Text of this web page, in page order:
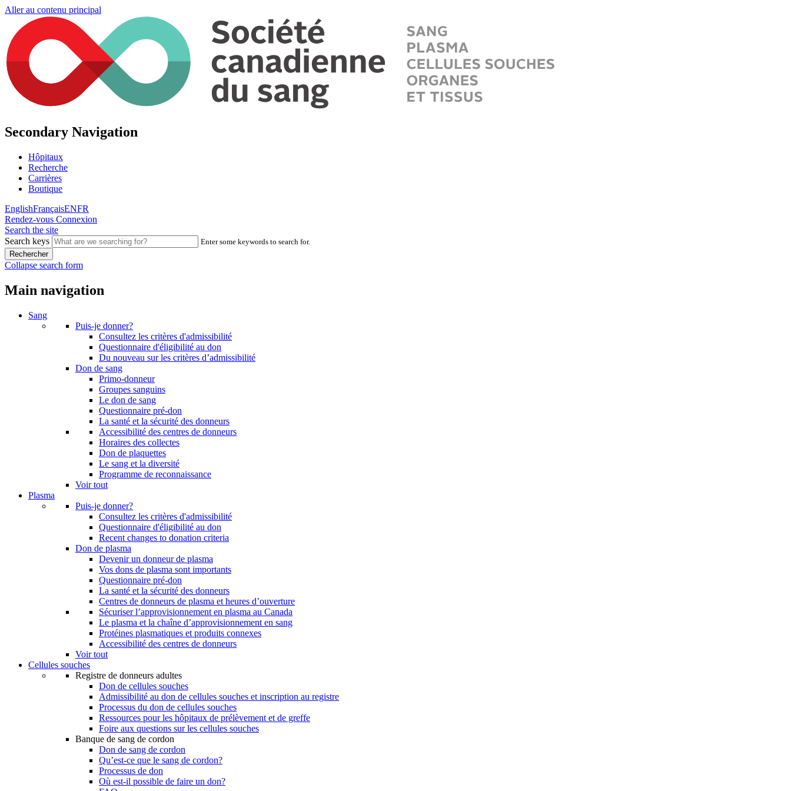
Aller au contenu principal
Secondary Navigation
Hôpitaux
Recherche
Carrières
Boutique
EnglishFrançaisENFR
Rendez-vous Connexion
Search the site
Search keys
Enter some keywords to search for.
Collapse search form
Main navigation
Sang
Puis-je donner?
Consultez les critères d'admissibilité
Questionnaire d'éligibilité au don
Du nouveau sur les critères d’admissibilité
Don de sang
Primo-donneur
Groupes sanguins
Le don de sang
Questionnaire pré-don
La santé et la sécurité des donneurs
Accessibilité des centres de donneurs
Horaires des collectes
Don de plaquettes
Le sang et la diversité
Programme de reconnaissance
Voir tout
Plasma
Puis-je donner?
Consultez les critères d'admissibilité
Questionnaire d'éligibilité au don
Recent changes to donation criteria
Don de plasma
Devenir un donneur de plasma
Vos dons de plasma sont importants
Questionnaire pré-don
La santé et la sécurité des donneurs
Centres de donneurs de plasma et heures d’ouverture
Sécuriser l’approvisionnement en plasma au Canada
Le plasma et la chaîne d’approvisionnement en sang
Protéines plasmatiques et produits connexes
Accessibilité des centres de donneurs
Voir tout
Cellules souches
Registre de donneurs adultes
Don de cellules souches
Admissibilité au don de cellules souches et inscription au registre
Processus du don de cellules souches
Ressources pour les hôpitaux de prélèvement et de greffe
Foire aux questions sur les cellules souches
Banque de sang de cordon
Don de sang de cordon
Qu’est-ce que le sang de cordon?
Processus de don
Où est-il possible de faire un don?